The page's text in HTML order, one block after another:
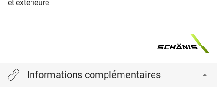
et extérieure
Informations complémentaires